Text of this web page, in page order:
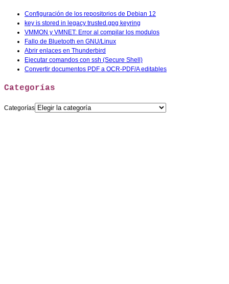
Configuración de los repositorios de Debian 12
key is stored in legacy trusted.gpg keyring
VMMON y VMNET: Error al compilar los modulos
Fallo de Bluetooth en GNU/Linux
Abrir enlaces en Thunderbird
Ejecutar comandos con ssh (Secure Shell)
Convertir documentos PDF a OCR-PDF/A editables
Categorías
Categorías